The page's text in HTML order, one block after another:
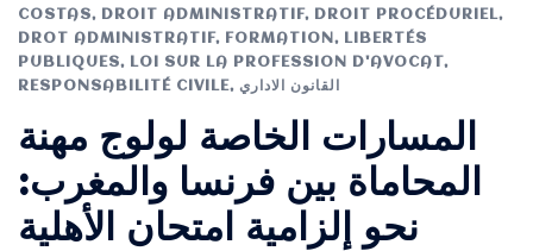
COSTAS, DROIT ADMINISTRATIF, DROIT PROCÉDURIEL,
DROT ADMINISTRATIF, FORMATION ,
LIBERTÉS
PUBLIQUES, LOI SUR LA PROFESSION D'AVOCAT,
RESPONSABILITÉ CIVILE, القانون الاداري
المسارات الخاصة لولوج مهنة
المحاماة بين فرنسا والمغرب:
نحو إلزامية امتحان الأهلية